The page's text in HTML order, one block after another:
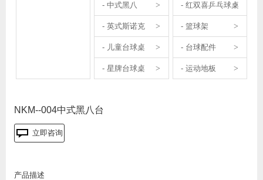
- 中式黑八
- 英式斯诺克
- 儿童台球桌
- 星牌台球桌
- 红双喜乒乓球桌
- 篮球架
- 台球配件
- 运动地板
NKM--004中式黑八台
立即咨询
产品描述